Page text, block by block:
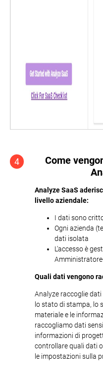
4
Come
Analyze SaaS
livello aziendale:
I dati sono
Ogni azienda
dati isolata
L'accesso è
Quali dati vengono
Analyze raccoglie
lo stato di stampa, lo
materiale e le
raccogliamo dati
informazioni di
controllare quali dati
le impostazioni sulla